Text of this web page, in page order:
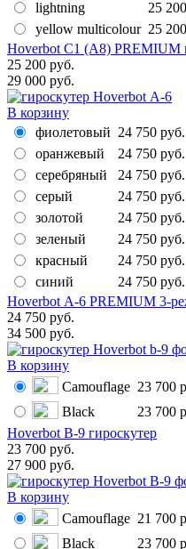
lightning
25
yellow multicolour 25
Hoverbot C1 (А8) PREMIUM
25 200 руб.
29 000 руб.
В корзину
фиолетовый 24 750 руб.
оранжевый
24 750 руб.
серебряный
24 750 руб.
серый
24 750 руб.
золотой
24 750 руб.
зеленый
24 750 руб.
красный
24 750 руб.
синий
24 750 руб.
Hoverbot А-6 PREMIUM 3-
24 750 руб.
34 500 руб.
В корзину
Camouflage 23 700
Black
23 700
Hoverbot B-9 гироскутер
23 700 руб.
27 900 руб.
В корзину
Camouflage 21 700
Black
23 700